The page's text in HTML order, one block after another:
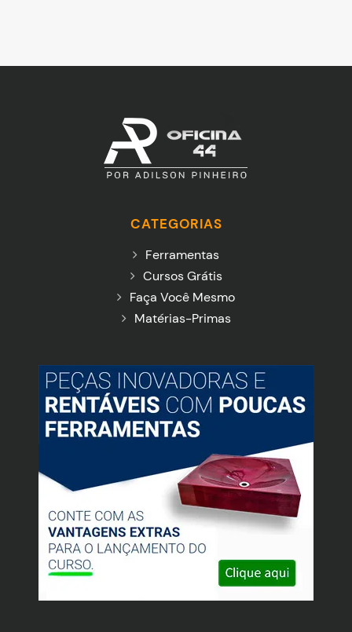
CATEGORIAS
Ferramentas
Cursos Grátis
Faça Você Mesmo
Matérias-Primas